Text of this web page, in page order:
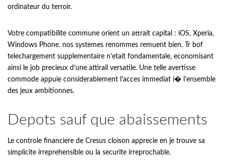
ordinateur du terroir.
Votre compatibilite commune orient un attrait capital : iOS, Xperia,
Windows Phone. nos systemes renommes remuent bien. Tr bof
telechargement supplementaire n’etait fondamentale, economisant
ainsi le job precieux d’une attirail versatile. Une telle avertisse
commode appuie considerablement l’acces immediat i� l’ensemble
des jeux ambitionnes.
Depots sauf que abaissements
Le controle financiere de Cresus cloison apprecie en je trouve sa
simplicite irreprehensible ou la securite irreprochable.